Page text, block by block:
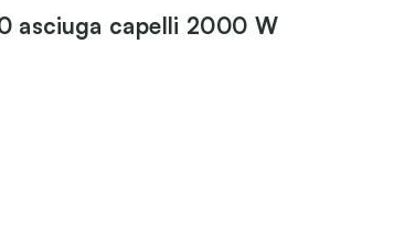
asciuga capelli 2000 W